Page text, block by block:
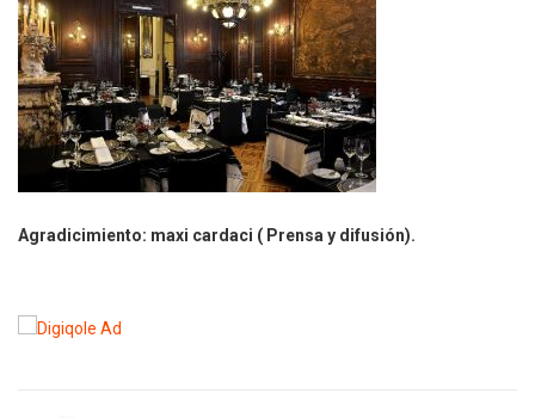
Agradicimiento: maxi cardaci ( Prensa y difusión).